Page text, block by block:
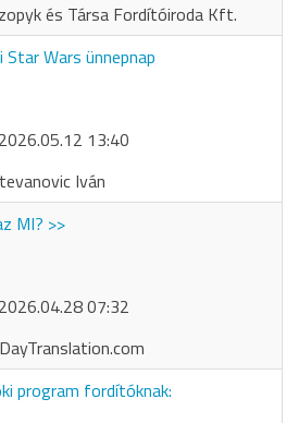
és Társa Fordítóiroda Kft.
Star Wars ünnepnap
2026.05.12 13:40
Iván
MI? >>
2026.04.28 07:32
program fordítóknak: